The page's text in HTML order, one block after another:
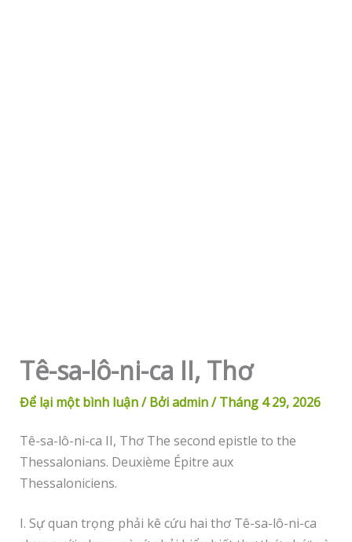
Tê-sa-lô-ni-ca II, Thơ
Để lại một bình luận/ Bởiadmin/Tháng 4 29, 2026
Tê-sa-lô-ni-ca II, Thơ The second epistle to the
Thessalonians. Deuxième Épitre aux
Thessaloniciens.
I. Sự quan trọng phải kê cứu hai thơ Tê-sa-lô-ni-ca